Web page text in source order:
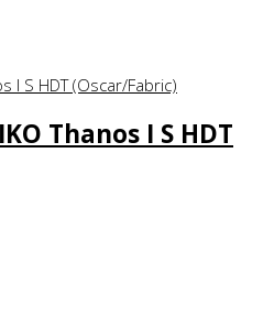
Thanos I S HDT